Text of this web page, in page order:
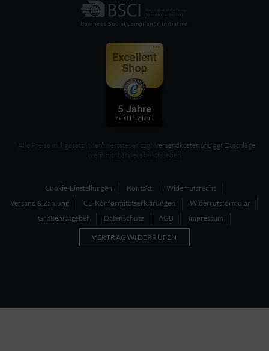
* Alle Preise inkl. gesetzl. Mehrwertsteuer, zzgl. Versandkosten und ggf. Zuschläge
wenn nicht anders beschrieben
Cookie-Einstellungen Kontakt
Widerrufsrecht
Versand & Zahlung
CE-Konformitätserklärungen
Widerrufsformular
Größenratgeber
Datenschutz AGB Impressum
VERTRAG WIDERRUFEN